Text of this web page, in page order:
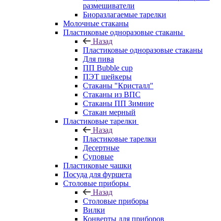
размешиватели
Биоразлагаемые тарелки
Молочные стаканы
Пластиковые одноразовые стаканы
Назад
Пластиковые одноразовые стаканы
Для пива
ПП Bubble cup
ПЭТ шейкеры
Стаканы "Кристалл"
Стаканы из ВПС
Стаканы ПП Зимние
Стакан мерный
Пластиковые тарелки
Назад
Пластиковые тарелки
Десертные
Суповые
Пластиковые чашки
Посуда для фуршета
Столовые приборы
Назад
Столовые приборы
Вилки
Конверты для приборов